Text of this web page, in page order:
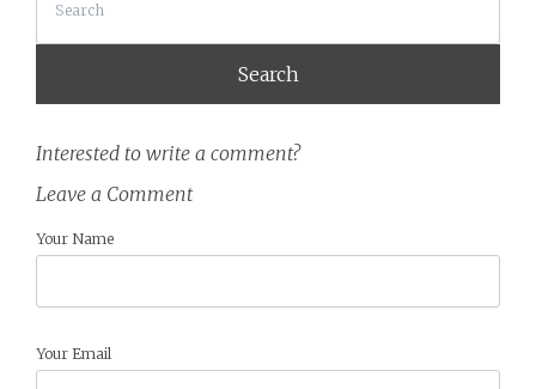
Interested to write a comment?
Leave a Comment
Your Name
Your Email